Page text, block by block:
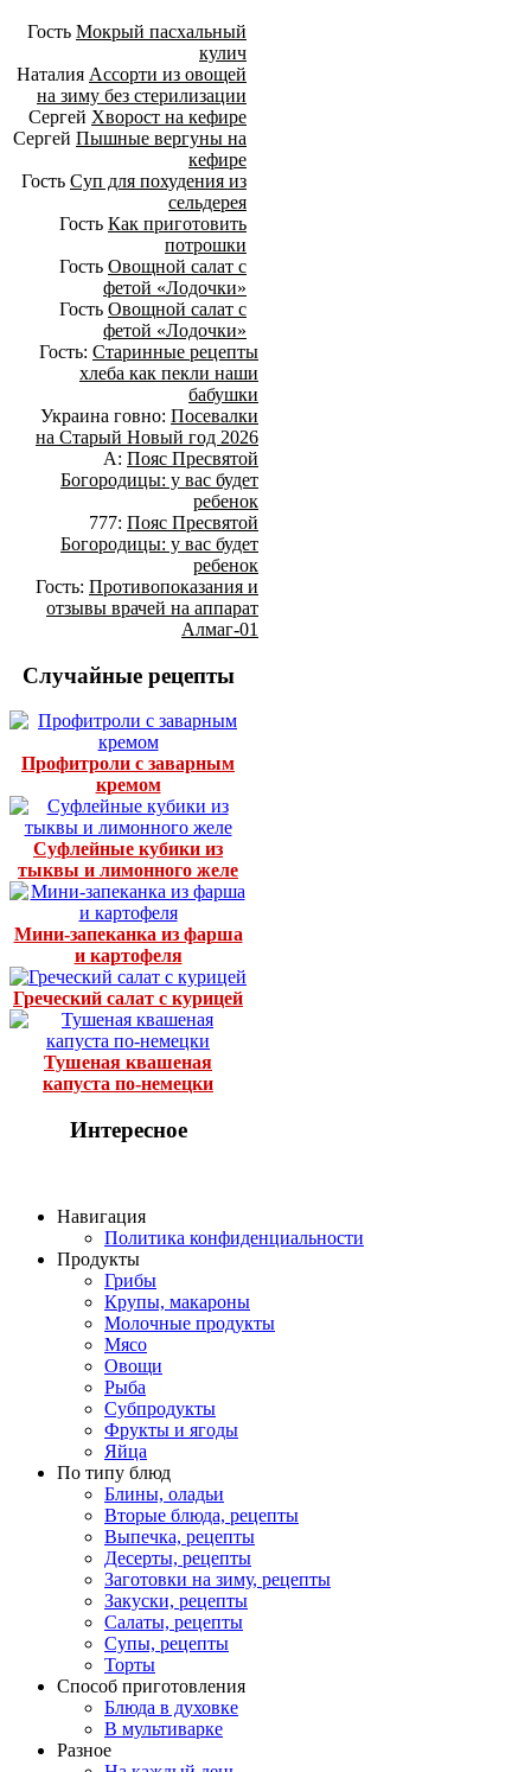
Гость Мокрый пасхальный
кулич
Наталия Ассорти из овощей
на зиму без стерилизации
Сергей Хворост на кефире
Сергей Пышные вергуны на
кефире
Гость Суп для похудения из
сельдерея
Гость Как приготовить
потрошки
Гость Овощной салат с
фетой «Лодочки»
Гость Овощной салат с
фетой «Лодочки»
Гость: Старинные рецепты
хлеба как пекли наши
бабушки
Украина говно: Посевалки
на Старый Новый год 2026
А: Пояс Пресвятой
Богородицы: у вас будет
ребенок
777: Пояс Пресвятой
Богородицы: у вас будет
ребенок
Гость: Противопоказания и
отзывы врачей на аппарат
Алмаг-01
Случайные рецепты
Профитроли с заварным
кремом
Суфлейные кубики из
тыквы и лимонного желе
Мини-запеканка из фарша
и картофеля
Греческий салат с курицей
Тушеная квашеная
капуста по-немецки
Интересное
Навигация
Политика конфиденциальности
Продукты
Грибы
Крупы, макароны
Молочные продукты
Мясо
Овощи
Рыба
Субпродукты
Фрукты и ягоды
Яйца
По типу блюд
Блины, оладьи
Вторые блюда, рецепты
Выпечка, рецепты
Десерты, рецепты
Заготовки на зиму, рецепты
Закуски, рецепты
Салаты, рецепты
Супы, рецепты
Торты
Способ приготовления
Блюда в духовке
В мультиварке
Разное